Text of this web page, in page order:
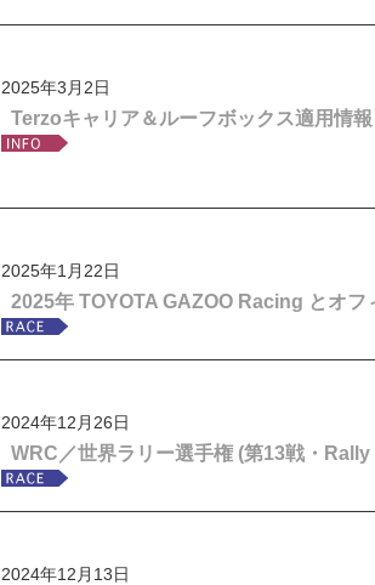
2025年3月2日
Terzoキャリア＆ルーフボックス適用情
2025年1月22日
2025年 TOYOTA GAZOO Racing とオ
2024年12月26日
WRC／世界ラリー選手権 (第13戦・
2024年12月13日